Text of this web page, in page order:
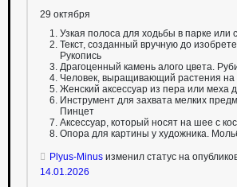
29 октября
Узкая полоса для ходьбы в парке или
Текст, созданный вручную до
Рукопись
Драгоценный камень алого цвета.
Человек, выращивающий растения на
Женский аксессуар из пера или меха
Инструмент для захвата мелких
Пинцет
Аксессуар, который носят на шее с
Опора для картины у художника.
Plyus-Minusизменил статус на
14.01.2026